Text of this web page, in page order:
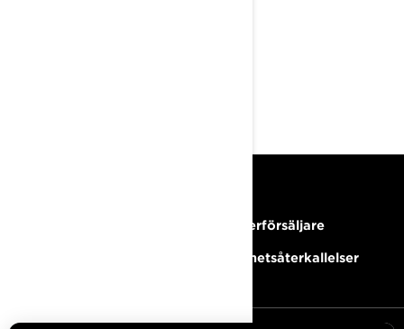
Bli Återförsäljare
Säkerhetsåterkallelser